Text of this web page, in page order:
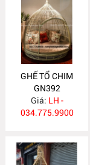
GHẾ TỔ CHIM
GN392
Giá: LH -
034.775.9900